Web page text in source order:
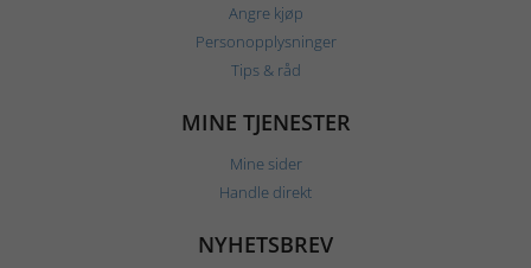
Angre kjøp
Personopplysninger
Tips & råd
MINE TJENESTER
Mine sider
Handle direkt
NYHETSBREV